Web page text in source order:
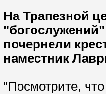
На Трапезной
почернели
наместник
"Посмотрите,